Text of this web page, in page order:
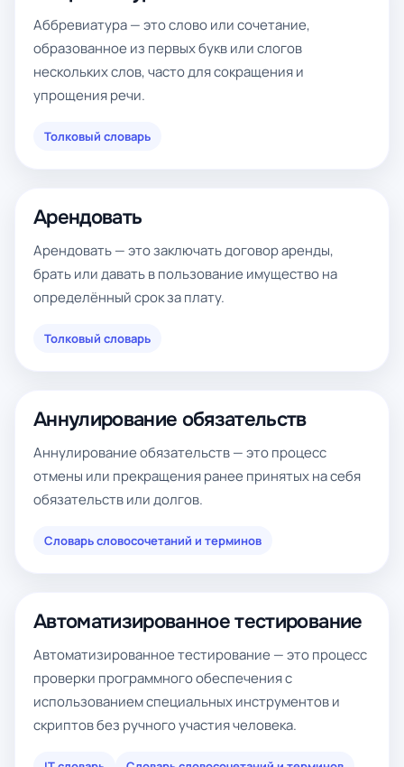
Аббревиатура — это слово или сочетание,
образованное из первых букв или слогов
нескольких слов, часто для сокращения и
упрощения речи.
Толковый словарь
Арендовать
Арендовать — это заключать договор аренды,
брать или давать в пользование имущество на
определённый срок за плату.
Толковый словарь
Аннулирование обязательств
Аннулирование обязательств — это процесс
отмены или прекращения ранее принятых на себя
обязательств или долгов.
Словарь словосочетаний и терминов
Автоматизированное тестирование
Автоматизированное тестирование — это процесс
проверки программного обеспечения с
использованием специальных инструментов и
скриптов без ручного участия человека.